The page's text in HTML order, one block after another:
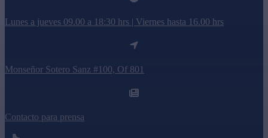
Lunes a jueves 09.00 a 18:30 hrs | Viernes hasta 16.00 hrs
Monseñor Sotero Sanz #100, Of 801
Contacto para prensa